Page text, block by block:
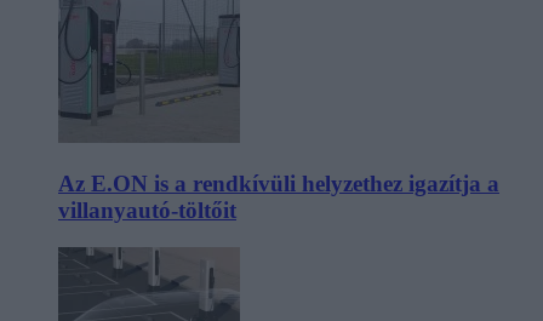
Az E.ON is a rendkívüli helyzethez igazítja a
villanyautó-töltőit